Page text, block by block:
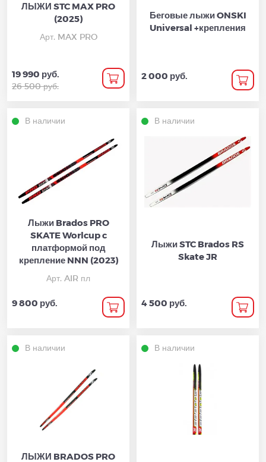
ЛЫЖИ STC MAX PRO
(2025)
Арт. MAX PRO
19 990 руб.
26 500 руб.
Беговые лыжи ONSKI
Universal +крепления
2 000 руб.
В наличии
Лыжи Brados PRO
SKATE Worlcup c
платформой под
крепление NNN (2023)
Арт. AIR пл
9 800 руб.
В наличии
Лыжи STC Brados RS
Skate JR
4 500 руб.
В наличии
ЛЫЖИ BRADOS PRO
В наличии